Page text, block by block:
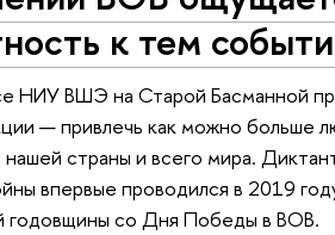
к тем
НИУ ВШЭ на Старой Басманной
— привлечь как можно больше
страны и всего мира.
впервые проводился в 2019
годовщины со Дня Победы в ВОВ.